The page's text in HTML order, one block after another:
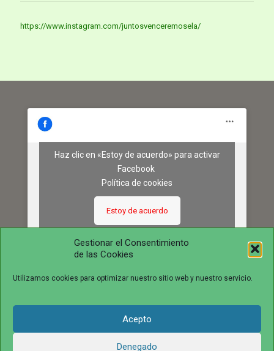
Gestionar el Consentimiento
de las Cookies
Utilizamos cookies para optimizar nuestro sitio web y nuestro servicio.
Acepto
Denegado
https://www.instagram.com/juntosvenceremosela/
Haz clic en «Estoy de acuerdo» para activar
Facebook
Política de cookies
Estoy de acuerdo
© 2016 juntosvenceremosela.com. All Rights Reserved.